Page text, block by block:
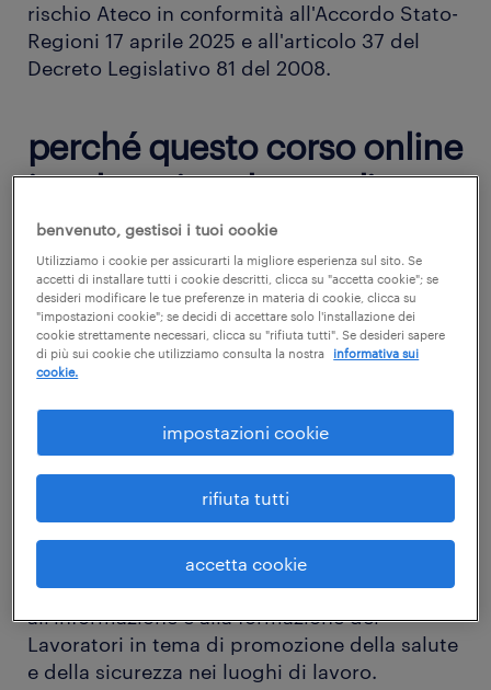
rischio Ateco in conformità all'Accordo Stato-
Regioni 17 aprile 2025 e all'articolo 37 del
Decreto Legislativo 81 del 2008.
perché questo corso online
in e-learning datore di
lavoro - aggiornamento
quinquennale - 6 ore
Il corso vuole fornire ai Datori di lavoro gli
aggiornamenti necessari per quanto riguarda
le tematiche della prevenzione e della
sicurezza e salute nei luoghi di lavoro e le
novità della normativa vigente.
I contenuti del corso affrontano le
significative evoluzioni e gli approfondimenti
tecnico-organizzativi e giuridico-normativi, i
processi organizzativi, le fonti di rischio, le
tecniche di comunicazione, volte
all'informazione e alla formazione dei
Lavoratori in tema di promozione della salute
e della sicurezza nei luoghi di lavoro.
benvenuto, gestisci i tuoi cookie
Utilizziamo i cookie per assicurarti la migliore esperienza sul sito. Se
accetti di installare tutti i cookie descritti, clicca su "accetta cookie"; se
desideri modificare le tue preferenze in materia di cookie, clicca su
"impostazioni cookie"; se decidi di accettare solo l'installazione dei
cookie strettamente necessari, clicca su "rifiuta tutti". Se desideri sapere
di più sui cookie che utilizziamo consulta la nostra
informativa sui
cookie.
impostazioni cookie
rifiuta tutti
accetta cookie